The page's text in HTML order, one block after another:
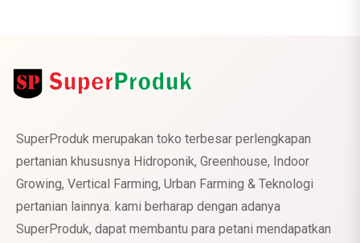
SuperProduk merupakan toko terbesar perlengkapan
pertanian khususnya Hidroponik, Greenhouse, Indoor
Growing, Vertical Farming, Urban Farming & Teknologi
pertanian lainnya. kami berharap dengan adanya
SuperProduk, dapat membantu para petani mendapatkan